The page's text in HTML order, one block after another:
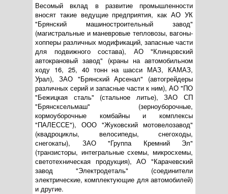
Весомый вклад в развитие промышленности
вносят такие ведущие предприятия, как АО УК
"Брянский машиностроительный завод"
(магистральные и маневровые тепловозы, вагоны-
хопперы различных модификаций, запасные части
для подвижного состава), АО "Клинцовский
автокрановый завод" (краны на автомобильном
ходу 16, 25, 40 тонн на шасси МАЗ, КАМАЗ,
Урал), ЗАО "Брянский Арсенал" (автогрейдеры
различных серий и запасные части к ним), АО "ПО
"Бежицкая сталь" (стальное литье), ЗАО СП
"Брянсксельмаш" (зерноуборочные,
кормоуборочные комбайны и комплексы
"ПАЛЕССЕ"), ООО "Жуковский мотовелозавод"
(квадроциклы, велосипеды, снегоходы,
снегокаты), ЗАО "Группа Кремний Эл"
(транзисторы, интегральные схемы, микросхемы,
светотехническая продукция), АО "Карачевский
завод "Электродеталь" (соединители
электрические, комплектующие для автомобилей)
и другие.